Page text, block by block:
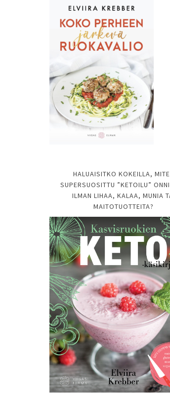
HALUAISITKO KOKEILLA,
SUPERSUOSITTU ”KETOILU”
ILMAN LIHAA, KALAA, MUNIA
MAITOTUOTTEITA?